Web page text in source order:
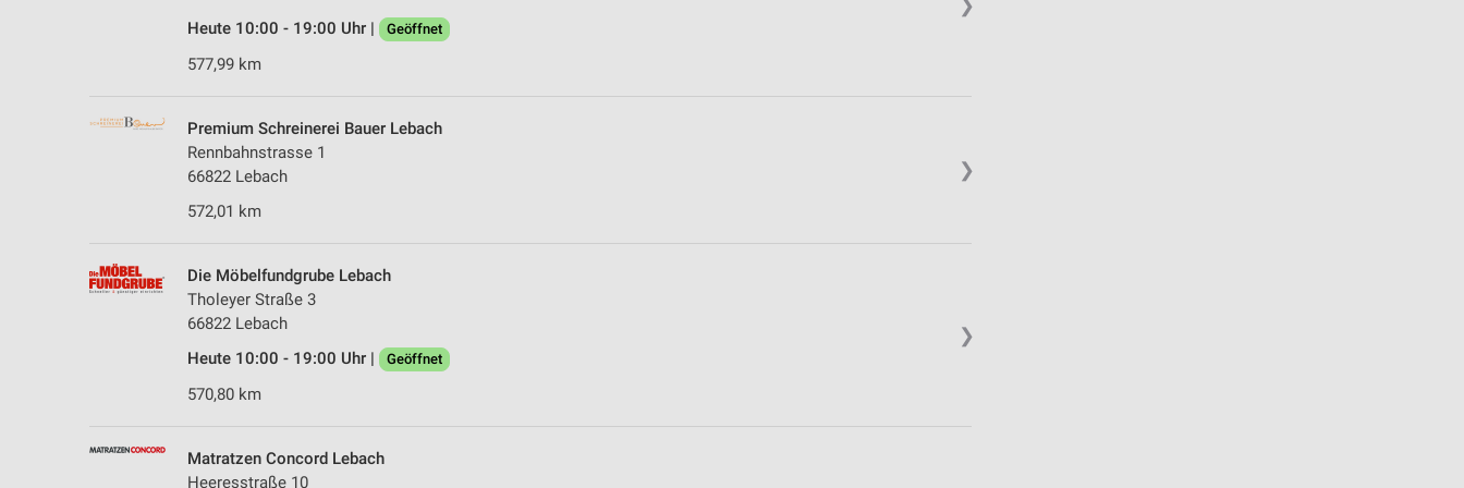
❯
Heute 10:00 - 19:00 Uhr |
Geöffnet
577,99 km
❯
Premium Schreinerei Bauer Lebach
Rennbahnstrasse 1
66822 Lebach
572,01 km
❯
Die Möbelfundgrube Lebach
Tholeyer Straße 3
66822 Lebach
Heute 10:00 - 19:00 Uhr |
Geöffnet
570,80 km
Matratzen Concord Lebach
Heeresstraße 10